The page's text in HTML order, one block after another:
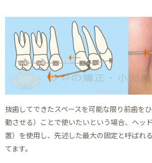
抜歯してできたスペースを可能な限り前歯を
動させる）ことで使いたいという場合、ヘッ
置）を使用し、先述した最大の固定と呼ばれ
てます。